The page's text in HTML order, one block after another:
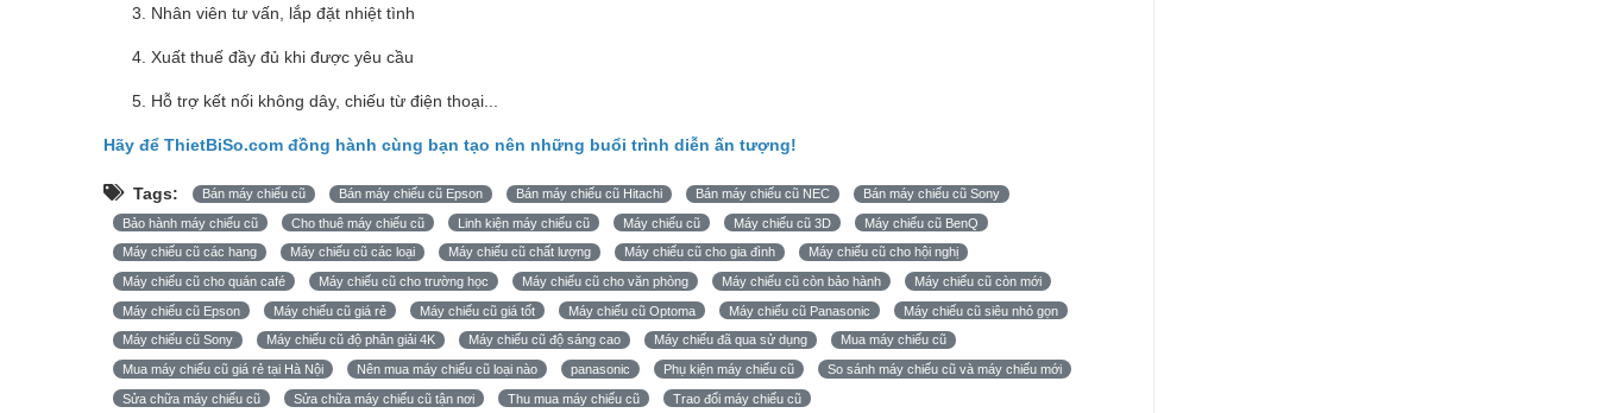
Nhân viên tư vấn, lắp đặt nhiệt tình
Xuất thuế đầy đủ khi được yêu cầu
Hỗ trợ kết nối không dây, chiếu từ điện thoại...
Hãy để ThietBiSo.com đồng hành cùng bạn tạo nên những buổi trình diễn ấn tượng!
Tags: Bán máy chiếu cũ Bán máy chiếu cũ Epson Bán máy chiếu cũ Hitachi Bán máy chiếu cũ NEC Bán máy chiếu cũ Sony
Bảo hành máy chiếu cũ Cho thuê máy chiếu cũ Linh kiện máy chiếu cũ Máy chiếu cũ Máy chiếu cũ 3D Máy chiếu cũ BenQ
Máy chiếu cũ các hang Máy chiếu cũ các loại Máy chiếu cũ chất lượng Máy chiếu cũ cho gia đình Máy chiếu cũ cho hội nghị
Máy chiếu cũ cho quán café Máy chiếu cũ cho trường học Máy chiếu cũ cho văn phòng Máy chiếu cũ còn bảo hành Máy chiếu cũ còn mới
Máy chiếu cũ Epson Máy chiếu cũ giá rẻ Máy chiếu cũ giá tốt Máy chiếu cũ Optoma Máy chiếu cũ Panasonic Máy chiếu cũ siêu nhỏ gọn
Máy chiếu cũ Sony Máy chiếu cũ độ phân giải 4K Máy chiếu cũ độ sáng cao Máy chiếu đã qua sử dụng Mua máy chiếu cũ
Mua máy chiếu cũ giá rẻ tại Hà Nội Nên mua máy chiếu cũ loại nào panasonic Phụ kiện máy chiếu cũ So sánh máy chiếu cũ và máy chiếu mới
Sửa chữa máy chiếu cũ Sửa chữa máy chiếu cũ tận nơi Thu mua máy chiếu cũ Trao đổi máy chiếu cũ